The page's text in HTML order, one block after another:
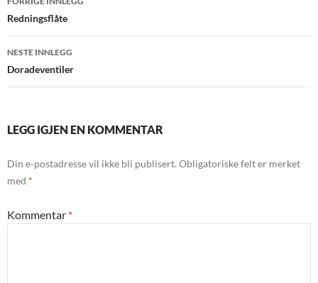
Redningsflåte
NESTE INNLEGG
Doradeventiler
LEGG IGJEN EN KOMMENTAR
Din e-postadresse vil ikke bli publisert. Obligatoriske felt er merket
med *
Kommentar *